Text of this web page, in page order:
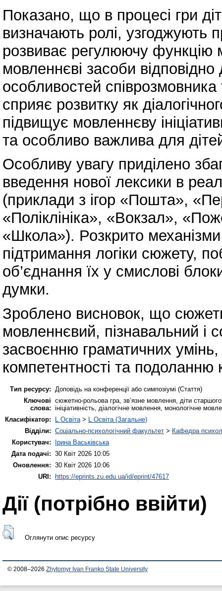
Показано, що в процесі гри
визначають ролі, узгоджують
розвиває регулюючу функцію
мовленнєві засоби
особливостей
сприяє розвитку як
підвищує мовленнєву
та особливо важлива для
Особливу увагу приділено
введення нової лексики в
(приклади з ігор «Пошта»,
«Поліклініка», «Вокзал»,
«Школа»). Розкрито
підтримання логіки сюжету,
об’єднання їх у смислові
думки.
Зроблено висновок, що
мовленнєвий, пізнавальний і
засвоєнню граматичних
компетентності та подоланню
Тип ресурсу: Доповідь на конференції або симпозіумі (Стаття)
Ключові
слова:
сюжетно-рольова гра, зв’язне мовлення, діти
ініціативність, діалогічне мовлення, монологічне
Класифікатор:
L Освіта> L Освіта (Загальне)
Відділи: Соціально-психологічний факультет > Кафедра
Користувач:
Ірина Васьківська
Дата подачі: 30 Квіт 2026 10:05
Оновлення: 30 Квіт 2026 10:06
URI:
https://eprints.zu.edu.ua/id/eprint/47617
Дії ​​(потрібно ввійти)
Оглянути опис ресурсу
© 2008–2026 Zhytomyr Ivan Franko State University